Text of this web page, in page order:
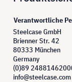
Verantwortliche
Steelcase GmbH
Brienner Str. 42
80333 München
Germany
(0)89
info@steelcase.com